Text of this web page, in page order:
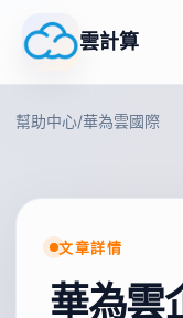
雲計算
幫助中心/華為雲國際
文章詳情
華為雲